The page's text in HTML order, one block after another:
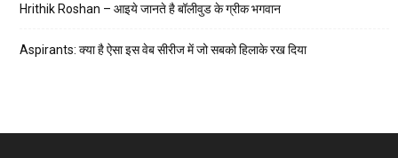
Hrithik Roshan – आइये जानते है बॉलीवुड के ग्रीक भगवान
Aspirants: क्या है ऐसा इस वेब सीरीज में जो सबको हिलाके रख दिया